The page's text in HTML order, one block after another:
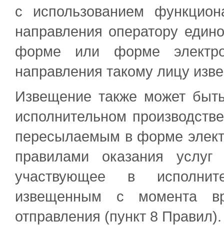
с использованием
направления оператору
форме или форме
направления такому лицу
Извещение также может
исполнительном
пересылаемым в форме
правилами оказания
участвующее в
извещенным с момента
отправления (пункт 8 Правил).